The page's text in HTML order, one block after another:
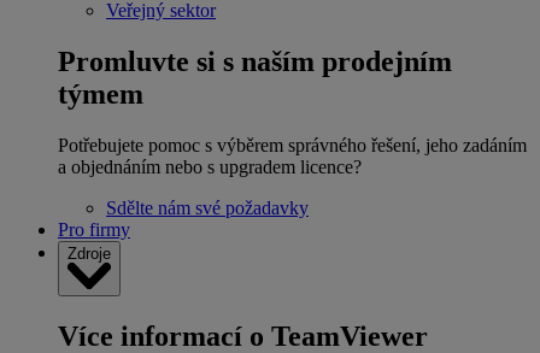
Veřejný sektor
Promluvte si s naším prodejním
týmem
Potřebujete pomoc s výběrem správného řešení, jeho zadáním
a objednáním nebo s upgradem licence?
Sdělte nám své požadavky
Pro firmy
Zdroje
Více informací o TeamViewer